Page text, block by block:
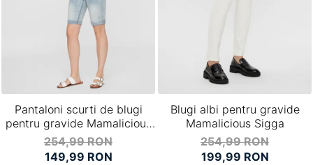
Pantaloni scurti de blugi
pentru gravide Mamalicious
Marabella
254,99 RON
149,99 RON
Blugi albi pentru gravide
Mamalicious Sigga
254,99 RON
199,99 RON